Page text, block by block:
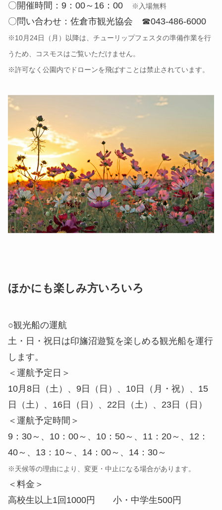
〇開催時間：9：00～16：00
※入場無料
〇問い合わせ：佐倉市観光協会 ☎043-486-6000
※10月24日（月）以降は、チューリップフェスタの準備作業を行
うため、コスモスはご覧いただけません。
※許可なく公園内でドローンを飛ばすことは禁止されています。
ほかにも楽しみ方いろいろ
○観光船の運航
土・日・祝日は印旛沼遊覧を楽しめる観光船を運行
します。
＜運航予定日＞
10月8日（土）、9日（日）、10日（月・祝）、15
日（土）、16日（日）、22日（土）、23日（日）
＜運航予定時間＞
9：30～、10：00～、10：50～、11：20～、12：
40～、13：10～、14：00～、14：30～
※天候等の理由により、変更・中止になる場合があります。
＜料金＞
高校生以上1回1000円 小・中学生500円